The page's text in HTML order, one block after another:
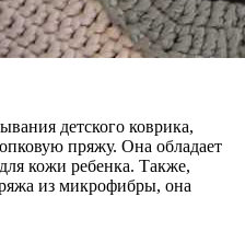
детского коврика,
пряжу. Она обладает
кожи ребенка. Также,
из микрофибры, она